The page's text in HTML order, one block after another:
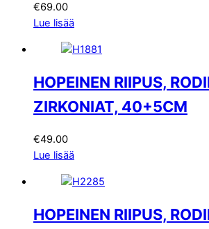
€69.00
Lue lisää
HOPEINEN RIIPUS,
ZIRKONIAT, 40+5CM
€49.00
Lue lisää
HOPEINEN RIIPUS,